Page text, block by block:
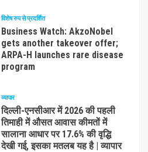
विशेष रुप से प्रदर्शित
Business Watch: AkzoNobel
gets another takeover offer;
ARPA-H launches rare disease
program
व्यापार
दिल्ली-एनसीआर में 2026 की पहली
तिमाही में औसत आवास कीमतों में
सालाना आधार पर 17.6% की वृद्धि
देखी गई, इसका मतलब यह है | व्यापार